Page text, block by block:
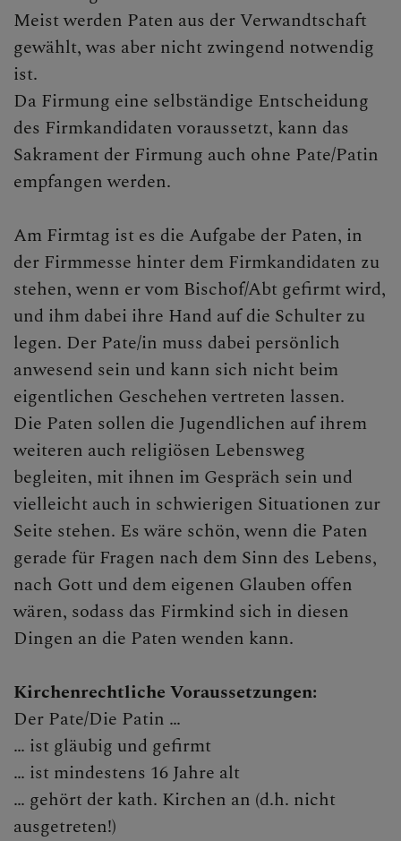
Meist werden Paten aus der Verwandtschaft
gewählt, was aber nicht zwingend notwendig
ist.
Da Firmung eine selbständige Entscheidung
des Firmkandidaten voraussetzt, kann das
Sakrament der Firmung auch ohne Pate/Patin
empfangen werden.
Am Firmtag ist es die Aufgabe der Paten, in
der Firmmesse hinter dem Firmkandidaten zu
stehen, wenn er vom Bischof/Abt gefirmt wird,
und ihm dabei ihre Hand auf die Schulter zu
legen. Der Pate/in muss dabei persönlich
anwesend sein und kann sich nicht beim
eigentlichen Geschehen vertreten lassen.
Die Paten sollen die Jugendlichen auf ihrem
weiteren auch religiösen Lebensweg
begleiten, mit ihnen im Gespräch sein und
vielleicht auch in schwierigen Situationen zur
Seite stehen. Es wäre schön, wenn die Paten
gerade für Fragen nach dem Sinn des Lebens,
nach Gott und dem eigenen Glauben offen
wären, sodass das Firmkind sich in diesen
Dingen an die Paten wenden kann.
Kirchenrechtliche Voraussetzungen:
Der Pate/Die Patin …
… ist gläubig und gefirmt
… ist mindestens 16 Jahre alt
… gehört der kath. Kirchen an (d.h. nicht
ausgetreten!)